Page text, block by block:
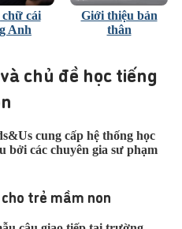
cái
Anh
Giới thiệu bản
thân
chủ đề học tiếng
cung cấp hệ thống học
bởi các chuyên gia sư phạm
trẻ mầm non